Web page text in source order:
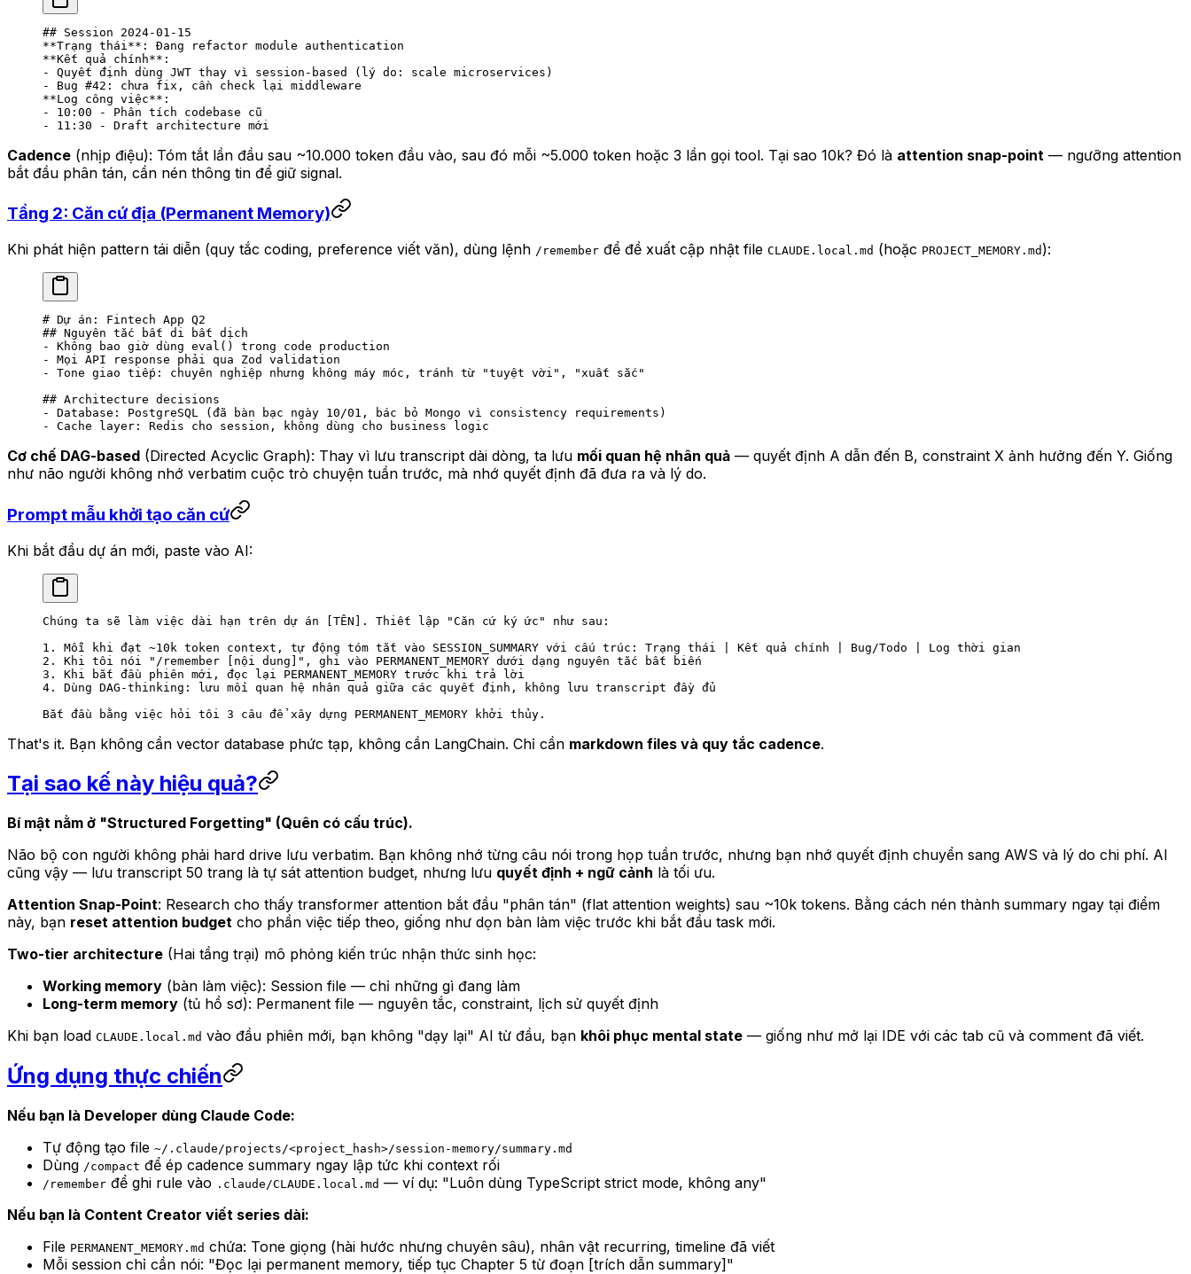
## Session 2024-01-15
**Trạng thái** : Đang refactor module authentication
**Kết quả chính** :
-
Quyết định dùng JWT thay vì session-based (lý do: scale microservices)
-
Bug #42: chưa fix, cần check lại middleware
**Log công việc** :
-
10:00 - Phân tích codebase cũ
-
11:30 - Draft architecture mới
Cadence (nhịp điệu): Tóm tắt lần đầu sau ~10.000 token đầu vào, sau đó mỗi ~5.000 token hoặc 3 lần gọi tool. Tại sao 10k? Đó là attention snap-point — ngưỡng attention
bắt đầu phân tán, cần nén thông tin để giữ signal.
Tầng 2: Căn cứ địa (Permanent Memory)
Khi phát hiện pattern tái diễn (quy tắc coding, preference viết văn), dùng lệnh /remember để đề xuất cập nhật file CLAUDE.local.md (hoặc PROJECT_MEMORY.md ):
# Dự án: Fintech App Q2
## Nguyên tắc bất di bất dịch
-
Không bao giờ dùng eval() trong code production
-
Mọi API response phải qua Zod validation
-
Tone giao tiếp: chuyên nghiệp nhưng không máy móc, tránh từ "tuyệt vời", "xuất sắc"
## Architecture decisions
-
Database: PostgreSQL (đã bàn bạc ngày 10/01, bác bỏ Mongo vì consistency requirements)
-
Cache layer: Redis cho session, không dùng cho business logic
Cơ chế DAG-based (Directed Acyclic Graph): Thay vì lưu transcript dài dòng, ta lưu mối quan hệ nhân quả — quyết định A dẫn đến B, constraint X ảnh hưởng đến Y. Giống
như não người không nhớ verbatim cuộc trò chuyện tuần trước, mà nhớ quyết định đã đưa ra và lý do.
Prompt mẫu khởi tạo căn cứ
Khi bắt đầu dự án mới, paste vào AI:
Chúng ta sẽ làm việc dài hạn trên dự án [TÊN]. Thiết lập "Căn cứ ký ức" như sau:
1. Mỗi khi đạt ~10k token context, tự động tóm tắt vào SESSION_SUMMARY với cấu trúc: Trạng thái | Kết quả chính | Bug/Todo | Log thời gian
2. Khi tôi nói "/remember [nội dung]", ghi vào PERMANENT_MEMORY dưới dạng nguyên tắc bất biến
3. Khi bắt đầu phiên mới, đọc lại PERMANENT_MEMORY trước khi trả lời
4. Dùng DAG-thinking: lưu mối quan hệ nhân quả giữa các quyết định, không lưu transcript đầy đủ
Bắt đầu bằng việc hỏi tôi 3 câu để xây dựng PERMANENT_MEMORY khởi thủy.
That's it. Bạn không cần vector database phức tạp, không cần LangChain. Chỉ cần markdown files và quy tắc cadence.
Tại sao kế này hiệu quả?
Bí mật nằm ở "Structured Forgetting" (Quên có cấu trúc).
Não bộ con người không phải hard drive lưu verbatim. Bạn không nhớ từng câu nói trong họp tuần trước, nhưng bạn nhớ quyết định chuyển sang AWS và lý do chi phí. AI
cũng vậy — lưu transcript 50 trang là tự sát attention budget, nhưng lưu quyết định + ngữ cảnh là tối ưu.
Attention Snap-Point: Research cho thấy transformer attention bắt đầu "phân tán" (flat attention weights) sau ~10k tokens. Bằng cách nén thành summary ngay tại điểm
này, bạn reset attention budget cho phần việc tiếp theo, giống như dọn bàn làm việc trước khi bắt đầu task mới.
Two-tier architecture (Hai tầng trại) mô phỏng kiến trúc nhận thức sinh học:
Working memory (bàn làm việc): Session file — chỉ những gì đang làm
Long-term memory (tủ hồ sơ): Permanent file — nguyên tắc, constraint, lịch sử quyết định
Khi bạn load CLAUDE.local.md vào đầu phiên mới, bạn không "dạy lại" AI từ đầu, bạn khôi phục mental state — giống như mở lại IDE với các tab cũ và comment đã viết.
Ứng dụng thực chiến
Nếu bạn là Developer dùng Claude Code:
Tự động tạo file ~/.claude/projects/<project_hash>/session-memory/summary.md
Dùng /compact để ép cadence summary ngay lập tức khi context rối
/remember để ghi rule vào .claude/CLAUDE.local.md — ví dụ: "Luôn dùng TypeScript strict mode, không any"
Nếu bạn là Content Creator viết series dài:
File PERMANENT_MEMORY.md chứa: Tone giọng (hài hước nhưng chuyên sâu), nhân vật recurring, timeline đã viết
Mỗi session chỉ cần nói: "Đọc lại permanent memory, tiếp tục Chapter 5 từ đoạn [trích dẫn summary]"